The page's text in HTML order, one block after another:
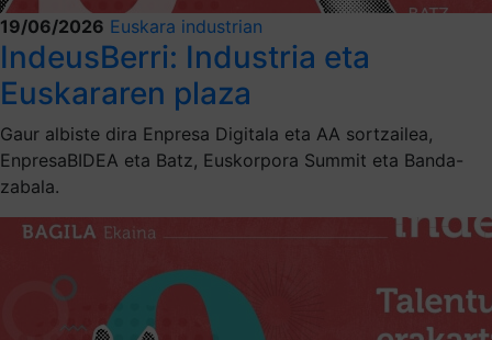
19/06/2026 Euskara industrian
IndeusBerri: Industria eta
Euskararen plaza
Gaur albiste dira Enpresa Digitala eta AA sortzailea,
EnpresaBIDEA eta Batz, Euskorpora Summit eta Banda-
zabala.